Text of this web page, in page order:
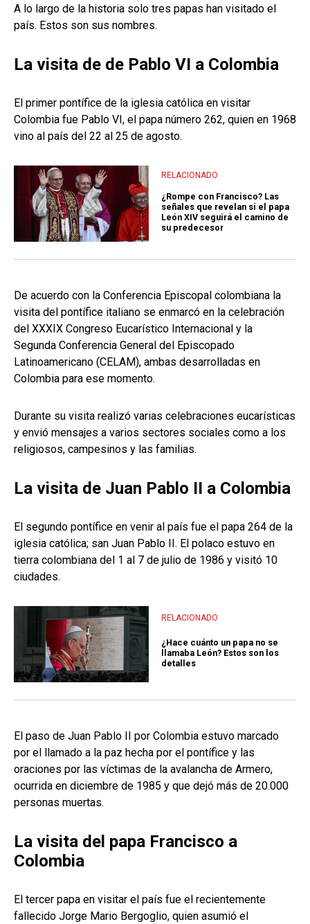
A lo largo de la historia solo tres papas han visitado el
país. Estos son sus nombres.
La visita de de Pablo VI a Colombia
El primer pontífice de la iglesia católica en visitar
Colombia fue Pablo VI, el papa número 262, quien en 1968
vino al país del 22 al 25 de agosto.
RELACIONADO
¿Rompe con Francisco? Las
señales que revelan si el papa
León XIV seguirá el camino de
su predecesor
De acuerdo con la Conferencia Episcopal colombiana la
visita del pontífice italiano se enmarcó en la celebración
del XXXIX Congreso Eucarístico Internacional y la
Segunda Conferencia General del Episcopado
Latinoamericano (CELAM), ambas desarrolladas en
Colombia para ese momento.
Durante su visita realizó varias celebraciones eucarísticas
y envió mensajes a varios sectores sociales como a los
religiosos, campesinos y las familias.
La visita de Juan Pablo II a Colombia
El segundo pontífice en venir al país fue el papa 264 de la
iglesia católica; san Juan Pablo II. El polaco estuvo en
tierra colombiana del 1 al 7 de julio de 1986 y visitó 10
ciudades.
RELACIONADO
¿Hace cuánto un papa no se
llamaba León? Estos son los
detalles
El paso de Juan Pablo II por Colombia estuvo marcado
por el llamado a la paz hecha por el pontífice y las
oraciones por las víctimas de la avalancha de Armero,
ocurrida en diciembre de 1985 y que dejó más de 20.000
personas muertas.
La visita del papa Francisco a
Colombia
El tercer papa en visitar el país fue el recientemente
fallecido Jorge Mario Bergoglio, quien asumió el